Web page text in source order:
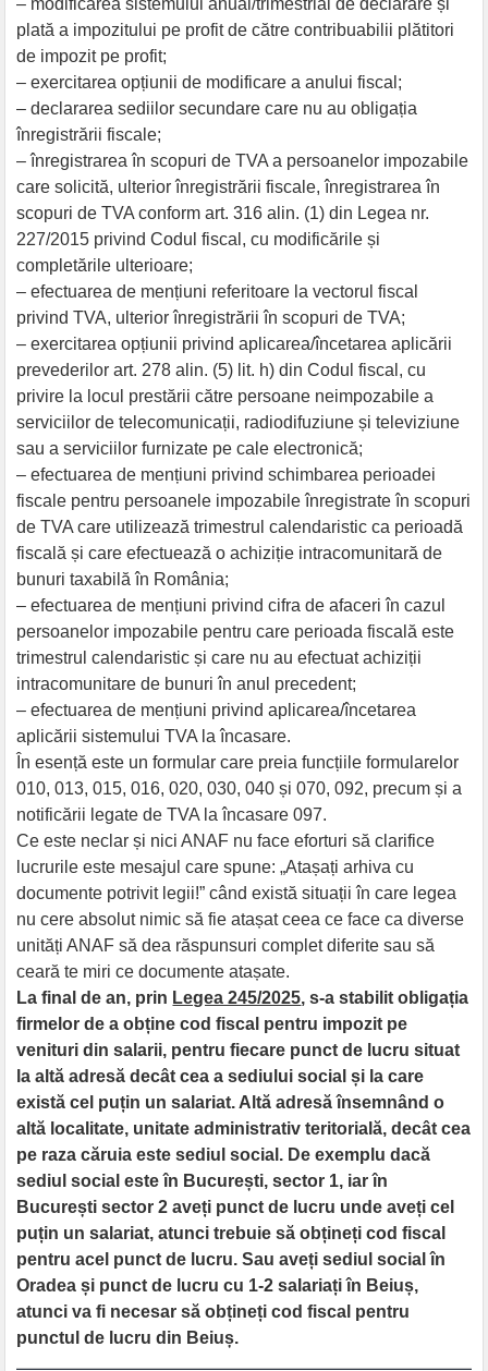
– modificarea sistemului anual/trimestrial de declarare și
plată a impozitului pe profit de către contribuabilii plătitori
de impozit pe profit;
– exercitarea opțiunii de modificare a anului fiscal;
– declararea sediilor secundare care nu au obligația
înregistrării fiscale;
– înregistrarea în scopuri de TVA a persoanelor impozabile
care solicită, ulterior înregistrării fiscale, înregistrarea în
scopuri de TVA conform art. 316 alin. (1) din Legea nr.
227/2015 privind Codul fiscal, cu modificările și
completările ulterioare;
– efectuarea de mențiuni referitoare la vectorul fiscal
privind TVA, ulterior înregistrării în scopuri de TVA;
– exercitarea opțiunii privind aplicarea/încetarea aplicării
prevederilor art. 278 alin. (5) lit. h) din Codul fiscal, cu
privire la locul prestării către persoane neimpozabile a
serviciilor de telecomunicații, radiodifuziune și televiziune
sau a serviciilor furnizate pe cale electronică;
– efectuarea de mențiuni privind schimbarea perioadei
fiscale pentru persoanele impozabile înregistrate în scopuri
de TVA care utilizează trimestrul calendaristic ca perioadă
fiscală și care efectuează o achiziție intracomunitară de
bunuri taxabilă în România;
– efectuarea de mențiuni privind cifra de afaceri în cazul
persoanelor impozabile pentru care perioada fiscală este
trimestrul calendaristic și care nu au efectuat achiziții
intracomunitare de bunuri în anul precedent;
– efectuarea de mențiuni privind aplicarea/încetarea
aplicării sistemului TVA la încasare.
În esență este un formular care preia funcțiile formularelor
010, 013, 015, 016, 020, 030, 040 și 070, 092, precum și a
notificării legate de TVA la încasare 097.
Ce este neclar și nici ANAF nu face eforturi să clarifice
lucrurile este mesajul care spune: „Atașați arhiva cu
documente potrivit legii!” când există situații în care legea
nu cere absolut nimic să fie atașat ceea ce face ca diverse
unități ANAF să dea răspunsuri complet diferite sau să
ceară te miri ce documente atașate.
La final de an, prin Legea 245/2025, s-a stabilit obligația
firmelor de a obține cod fiscal pentru impozit pe
venituri din salarii, pentru fiecare punct de lucru situat
la altă adresă decât cea a sediului social și la care
există cel puțin un salariat. Altă adresă însemnând o
altă localitate, unitate administrativ teritorială, decât cea
pe raza căruia este sediul social. De exemplu dacă
sediul social este în București, sector 1, iar în
București sector 2 aveți punct de lucru unde aveți cel
puțin un salariat, atunci trebuie să obțineți cod fiscal
pentru acel punct de lucru. Sau aveți sediul social în
Oradea și punct de lucru cu 1-2 salariați în Beiuș,
atunci va fi necesar să obțineți cod fiscal pentru
punctul de lucru din Beiuș.